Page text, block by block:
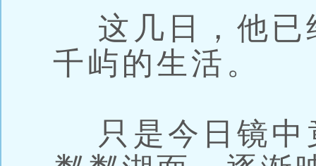
这几日，他已
千屿的生活。
只是今日镜中